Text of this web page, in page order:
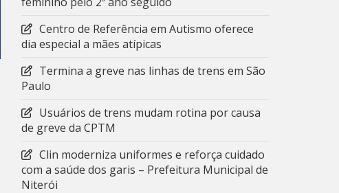
Centro de Referência em Autismo oferece
dia especial a mães atípicas
Termina a greve nas linhas de trens em São
Paulo
Usuários de trens mudam rotina por causa
de greve da CPTM
Clin moderniza uniformes e reforça cuidado
com a saúde dos garis – Prefeitura Municipal de
Niterói